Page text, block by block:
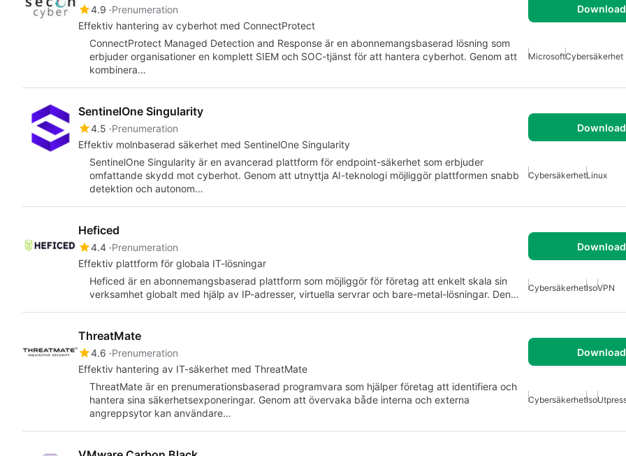
4.9 Prenumeration
Effektiv hantering av cyberhot med ConnectProtect
ConnectProtect Managed Detection and Response är en abonnemangsbaserad lösning som
erbjuder organisationer en komplett SIEM och SOC-tjänst för att hantera cyberhot. Genom att
kombinera…
MicrosoftCybersäkerhet
SentinelOne Singularity
4.5 Prenumeration
Effektiv molnbaserad säkerhet med SentinelOne Singularity
SentinelOne Singularity är en avancerad plattform för endpoint-säkerhet som erbjuder
omfattande skydd mot cyberhot. Genom att utnyttja AI-teknologi möjliggör plattformen snabb
detektion och autonom…
CybersäkerhetLinux
Heficed
4.4 Prenumeration
Effektiv plattform för globala IT-lösningar
Heficed är en abonnemangsbaserad plattform som möjliggör för företag att enkelt skala sin
verksamhet globalt med hjälp av IP-adresser, virtuella servrar och bare-metal-lösningar. Den…
CybersäkerhetIsoVPN
ThreatMate
4.6 Prenumeration
Effektiv hantering av IT-säkerhet med ThreatMate
ThreatMate är en prenumerationsbaserad programvara som hjälper företag att identifiera och
hantera sina säkerhetsexponeringar. Genom att övervaka både interna och externa
angreppsytor kan användare…
CybersäkerhetIso